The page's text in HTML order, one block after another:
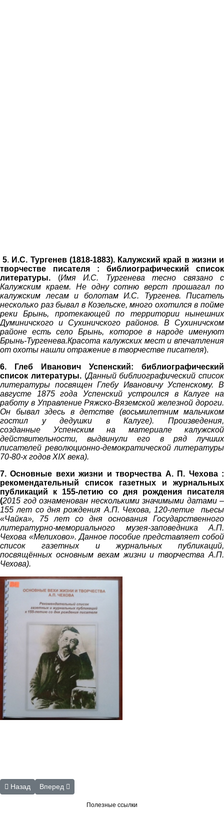
5. И.С. Тургенев (1818-1883). Калужский край в жизни и
творчестве писателя : библиографический список
литературы. (Имя И.С. Тургенева тесно связано с
Калужским краем. Не одну сотню верст прошагал по
калужским лесам и болотам И.С. Тургенев. Писатель
несколько раз бывал в Козельске, много охотился в пойме
реки Брынь, протекающей по территории нынешних
Думиничского и Сухиничского районов. В Сухиничском
районе есть село Брынь, которое в народе именуют
Брынь-Тургенева.Красота калужских мест и впечатления
от охоты нашли отражение в творчестве писателя).
6.
Глеб Иванович Успенский: библиографический
список литературы.(Данный библиографический список
литературы посвящен Глебу Ивановичу Успенскому. В
августе 1875 года Успенский устроился в Калуге на
работу в Управление Ряжско-Вяземской железной дороги.
Он бывал здесь в детстве (восьмилетним мальчиком
гостил у дедушки в Калуге). Произведения,
созданные Успенским на материале калужской
действительности, выдвинули его в ряд лучших
писателей революционно-демократической литературы
70-80-х годов XIX века).
7. Основные вехи жизни и творчества А. П. Чехова :
рекомендательный список газетных и журнальных
публикаций к 155-летию со дня рождения писателя
(2015 год ознаменован несколькими значимыми датами –
155 лет со дня рождения А.П. Чехова, 120-летие пьесы
«Чайка», 75 лет со дня основания Государственного
литературно-мемориального музея-заповедника А.П.
Чехова «Мелихово». Данное пособие представляет собой
список газетных и журнальных публикаций,
посвящённых основным вехам жизни и творчества А.П.
Чехова).
Предыдущий: Выдающиеся земляки
Назад Следующий: Афиша
Вперед
Полезные ссылки